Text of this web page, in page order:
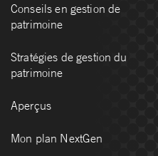
Conseils en gestion de
patrimoine
Stratégies de gestion du
patrimoine
Aperçus
Mon plan NextGen